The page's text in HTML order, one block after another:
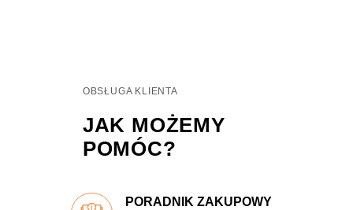
OBSŁUGA KLIENTA
JAK MOŻEMY
POMÓC?
PORADNIK ZAKUPOWY